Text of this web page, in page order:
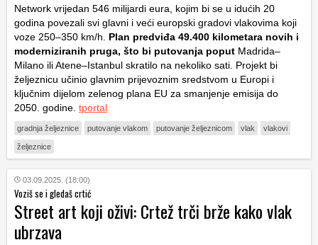
Network vrijedan 546 milijardi eura, kojim bi se u idućih 20
godina povezali svi glavni i veći europski gradovi vlakovima koji
voze 250–350 km/h.
Plan predviđa 49.400 kilometara novih i
moderniziranih pruga, što bi putovanja poput Madrida–
Milano ili Atene–Istanbul skratilo na nekoliko sati. Projekt bi
željeznicu učinio glavnim prijevoznim sredstvom u Europi i
ključnim dijelom zelenog plana EU za smanjenje emisija do
2050. godine. tportal
gradnja željeznice putovanje vlakom putovanje željeznicom vlak vlakovi
željeznice
03.09.2025. (18:00)
Voziš se i gledaš crtić
Street art koji oživi: Crtež trči brže kako vlak
ubrzava